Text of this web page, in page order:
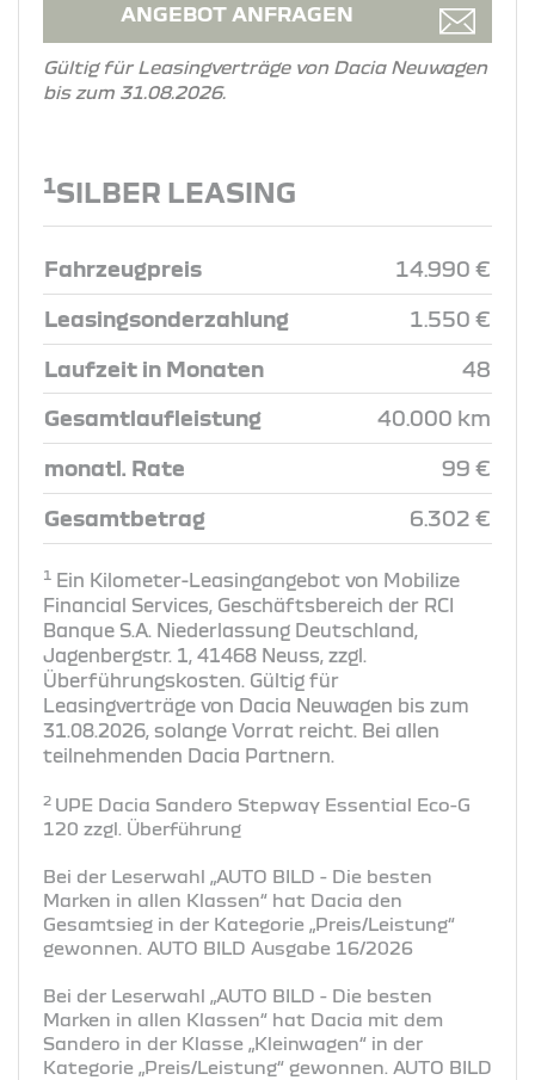
ANGEBOT ANFRAGEN
Gültig für Leasingverträge von Dacia Neuwagen
bis zum 31.08.2026.
1SILBER LEASING
Fahrzeugpreis 14.990 €
Leasingsonderzahlung 1.550 €
Laufzeit in Monaten 48
Gesamtlaufleistung 40.000 km
monatl. Rate 99 €
Gesamtbetrag 6.302 €
1 Ein Kilometer-Leasingangebot von Mobilize
Financial Services, Geschäftsbereich der RCI
Banque S.A. Niederlassung Deutschland,
Jagenbergstr. 1, 41468 Neuss, zzgl.
Überführungskosten. Gültig für
Leasingverträge von Dacia Neuwagen bis zum
31.08.2026, solange Vorrat reicht. Bei allen
teilnehmenden Dacia Partnern.
2 UPE Dacia Sandero Stepway Essential Eco-G
120 zzgl. Überführung
Bei der Leserwahl „AUTO BILD - Die besten
Marken in allen Klassen“ hat Dacia den
Gesamtsieg in der Kategorie „Preis/Leistung“
gewonnen. AUTO BILD Ausgabe 16/2026
Bei der Leserwahl „AUTO BILD - Die besten
Marken in allen Klassen“ hat Dacia mit dem
Sandero in der Klasse „Kleinwagen“ in der
Kategorie „Preis/Leistung“ gewonnen. AUTO BILD